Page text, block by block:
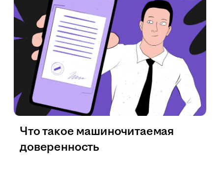
Что такое машиночитаемая
доверенность